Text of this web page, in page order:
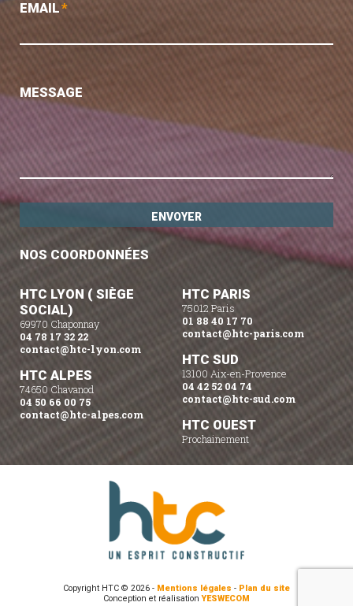
EMAIL*
MESSAGE
NOS COORDONNÉES
HTC LYON ( SIÈGE
SOCIAL)
69970 Chaponnay
04 78 17 32 22
contact@htc-lyon.com
HTC ALPES
74650 Chavanod
04 50 66 00 75
contact@htc-alpes.com
HTC PARIS
75012 Paris
01 88 40 17 70
contact@htc-paris.com
HTC SUD
13100 Aix-en-Provence
04 42 52 04 74
contact@htc-sud.com
HTC OUEST
Prochainement
Copyright HTC © 2026 - Mentions légales - Plan du site
Conception et réalisationYESWECOM